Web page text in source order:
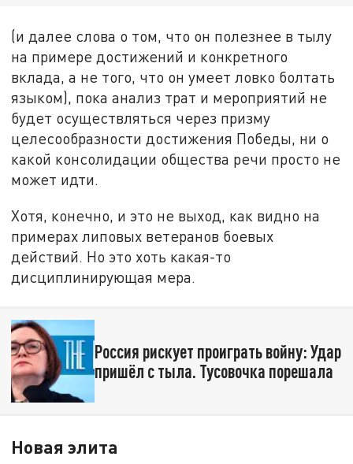
(и далее слова о том, что он полезнее в тылу
на примере достижений и конкретного
вклада, а не того, что он умеет ловко болтать
языком), пока анализ трат и мероприятий не
будет осуществляться через призму
целесообразности достижения Победы, ни о
какой консолидации общества речи просто не
может идти.
Хотя, конечно, и это не выход, как видно на
примерах липовых ветеранов боевых
действий. Но это хоть какая-то
дисциплинирующая мера.
Россия рискует проиграть войну: Удар
пришёл с тыла. Тусовочка порешала
Новая элита